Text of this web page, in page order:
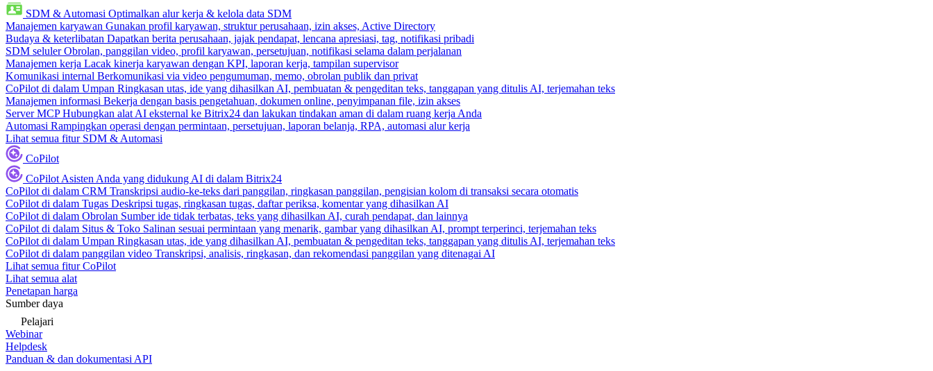
SDM & Automasi Optimalkan alur kerja & kelola data SDM
Manajemen karyawan Gunakan profil karyawan, struktur perusahaan, izin akses, Active Directory
Budaya & keterlibatan Dapatkan berita perusahaan, jajak pendapat, lencana apresiasi, tag, notifikasi pribadi
SDM seluler Obrolan, panggilan video, profil karyawan, persetujuan, notifikasi selama dalam perjalanan
Manajemen kerja Lacak kinerja karyawan dengan KPI, laporan kerja, tampilan supervisor
Komunikasi internal Berkomunikasi via video pengumuman, memo, obrolan publik dan privat
CoPilot di dalam Umpan Ringkasan utas, ide yang dihasilkan AI, pembuatan & pengeditan teks, tanggapan yang ditulis AI, terjemahan teks
Manajemen informasi Bekerja dengan basis pengetahuan, dokumen online, penyimpanan file, izin akses
Server MCP Hubungkan alat AI eksternal ke Bitrix24 dan lakukan tindakan aman di dalam ruang kerja Anda
Automasi Rampingkan operasi dengan permintaan, persetujuan, laporan belanja, RPA, automasi alur kerja
Lihat semua fitur SDM & Automasi
CoPilot
CoPilot Asisten Anda yang didukung AI di dalam Bitrix24
CoPilot di dalam CRM Transkripsi audio-ke-teks dari panggilan, ringkasan panggilan, pengisian kolom di transaksi secara otomatis
CoPilot di dalam Tugas Deskripsi tugas, ringkasan tugas, daftar periksa, komentar yang dihasilkan AI
CoPilot di dalam Obrolan Sumber ide tidak terbatas, teks yang dihasilkan AI, curah pendapat, dan lainnya
CoPilot di dalam Situs & Toko Salinan sesuai permintaan yang menarik, gambar yang dihasilkan AI, prompt terperinci, terjemahan teks
CoPilot di dalam Umpan Ringkasan utas, ide yang dihasilkan AI, pembuatan & pengeditan teks, tanggapan yang ditulis AI, terjemahan teks
CoPilot di dalam panggilan video Transkripsi, analisis, ringkasan, dan rekomendasi panggilan yang ditenagai AI
Lihat semua fitur CoPilot
Lihat semua alat
Penetapan harga
Sumber daya
Pelajari
Webinar
Helpdesk
Panduan & dan dokumentasi API